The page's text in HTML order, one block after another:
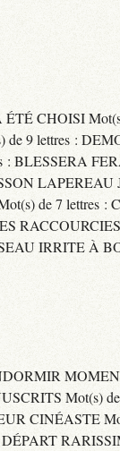
CHOISI
9 lettres :
: BLESSERA
LAPEREAU
de 7 lettres :
IRRITE À
Mot(s) de
CINÉASTE